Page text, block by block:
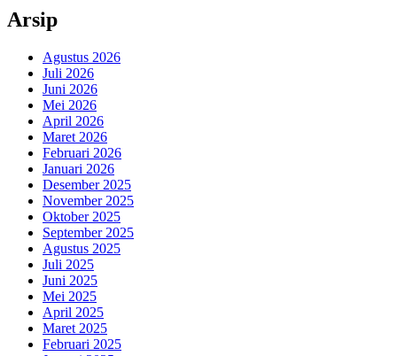
Arsip
Agustus 2026
Juli 2026
Juni 2026
Mei 2026
April 2026
Maret 2026
Februari 2026
Januari 2026
Desember 2025
November 2025
Oktober 2025
September 2025
Agustus 2025
Juli 2025
Juni 2025
Mei 2025
April 2025
Maret 2025
Februari 2025